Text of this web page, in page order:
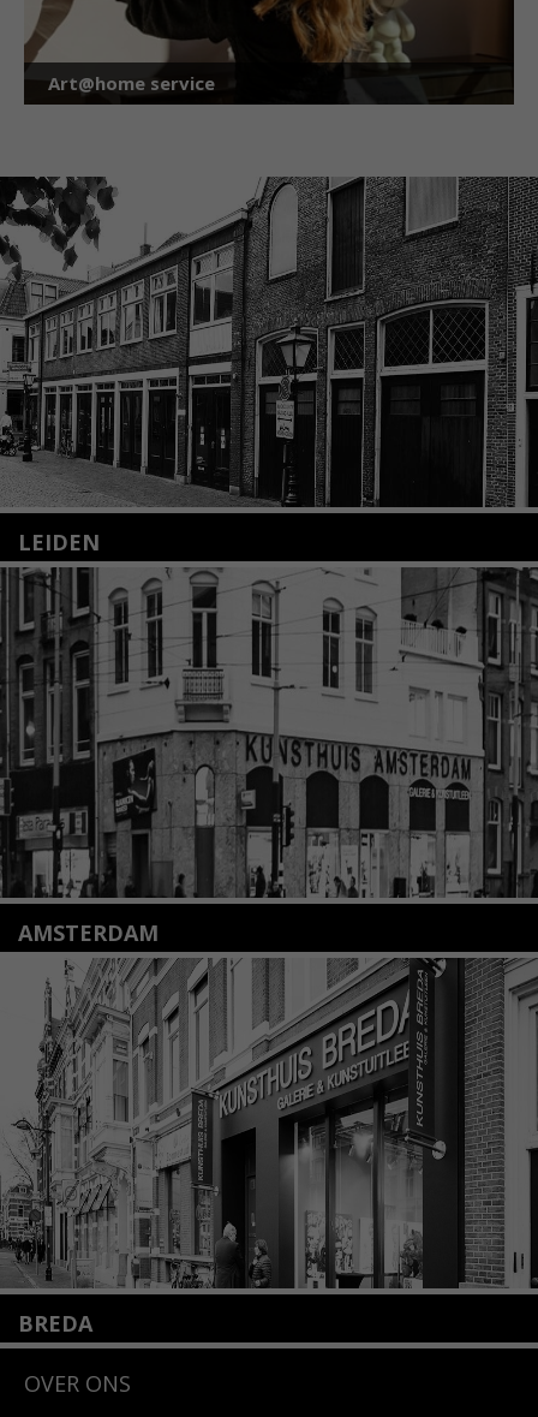
Art@home service
LEIDEN
Nieuwstraat 35
2312 KA Leiden
+31(0)71 – 52 84 480
info@kunsthuisleiden.nl
Lees meer
AMSTERDAM
Amstelveenseweg 135
1075 VX Amsterdam
+31 (0)20 2332546
info@kunsthuisamsterdam.nl
Lees meer
BREDA
4818 SB Breda
OVER ONS